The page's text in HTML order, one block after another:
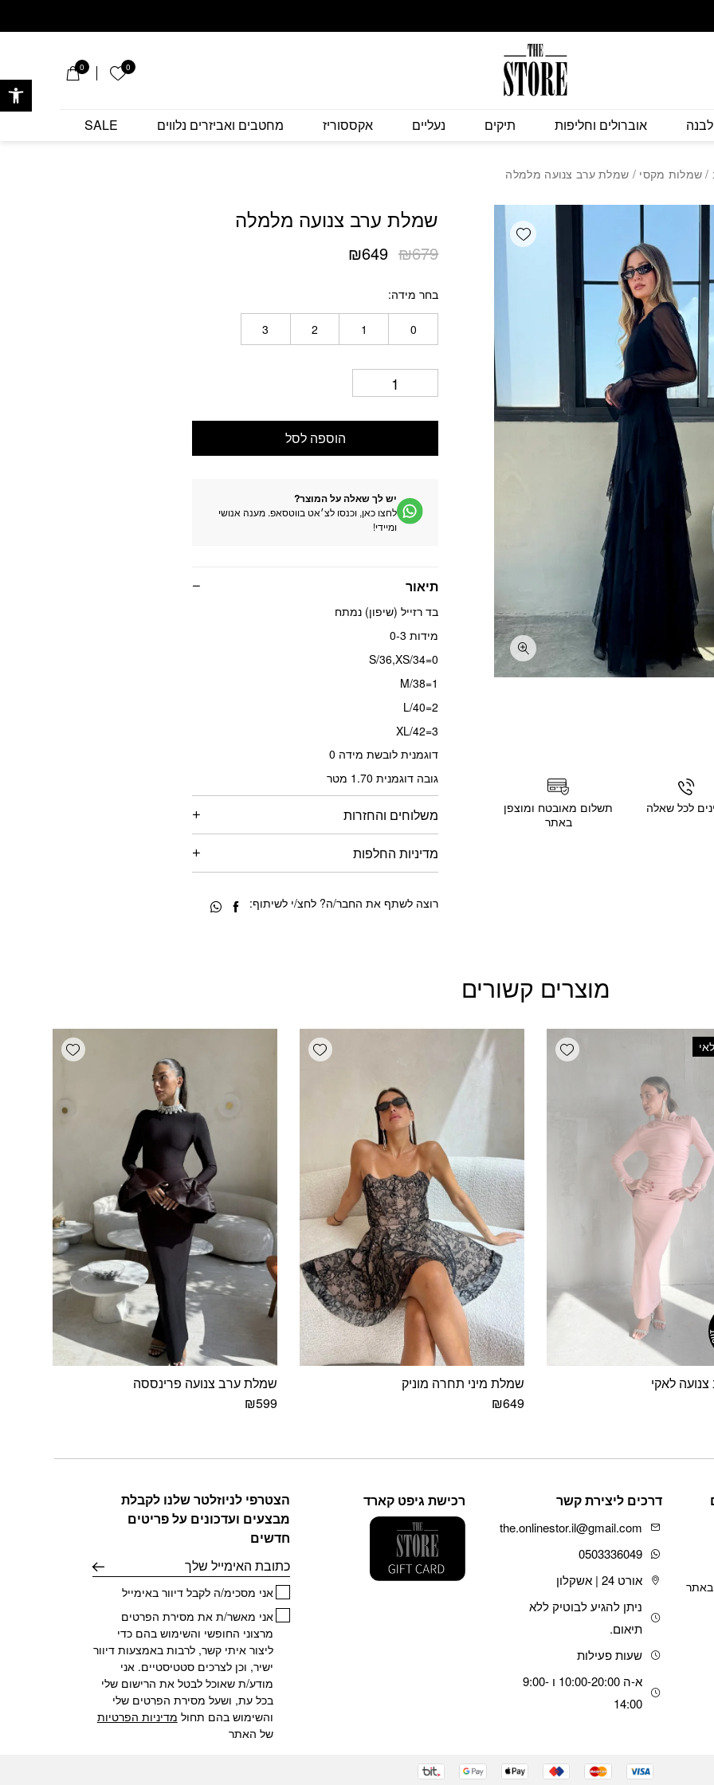
0 הרשימה שלי
0
אוברולים וחליפות תיקים נעליים אקססוריז מחטבים ואביזרים נלווים SALE
/ שמלות מקסי / שמלת ערב צנועה מלמלה
שמלת ערב צנועה מלמלה
₪679
המחיר
היה:
₪679.
₪649 המחיר
₪649.
בחר מידה
0
1
2
3
הוספה לסל
יש לך שאלה על המוצר?
לחצו כאן, וכנסו לצ׳אט בווטסאפ. מענה אנושי
ומיידי!
תיאור
בד רזייל (שיפון) נמתח
מידות 0-3
0=S/36,XS/34
1=M/38
2=L/40
3=XL/42
דוגמנית לובשת מידה 0
גובה דוגמנית 1.70 מטר
משלוחים והחזרות
מדיניות החלפות
רוצה לשתף את החבר/ה? לחצ/י לשיתוף:
Add wishlist
לכל שאלה
תשלום מאובטח ומוצפן
באתר
מוצרים קשורים
Add wishlist
לאקי
Add wishlist
שמלת מיני תחרה מוניק
₪649
את
Add wishlist
שמלת ערב צנועה פרינססה
₪599
ניתן
לבחור
את
בעמוד
המוצר
הצטרפי לניוזלטר שלנו לקבלת
מבצעים ועדכונים על פריטים
חדשים
דוא׳׳ל
אני מסכימ/ה לקבל דיוור באימייל
אני מאשר/ת את מסירת הפרטים
מרצוני החופשי והשימוש בהם כדי
ליצור איתי קשר, לרבות באמצעות דיוור
ישיר, וכן לצרכים סטטיסטיים. אני
מודע/ת שאוכל לבטל את הרישום שלי
בכל עת, ושעל מסירת הפרטים שלי
והשימוש בהם תחול מדיניות הפרטיות
של האתר
באתר
דרכים ליצירת קשר
the.onlinestor.il@gmail.com
0503336049
אורט 24 | אשקלון
ניתן להגיע לבוטיק ללא
תיאום.
שעות פעילות
א-ה 10:00-20:00 ו 9:00-
14:00
רכישת גיפט קארד